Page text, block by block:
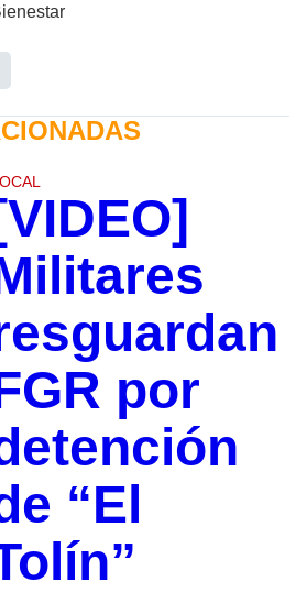
por
“El